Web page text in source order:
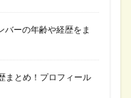
バーの年齢や経歴をま
まとめ！プロフィール